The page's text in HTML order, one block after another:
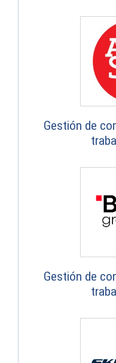
Gestión de
Gestión de